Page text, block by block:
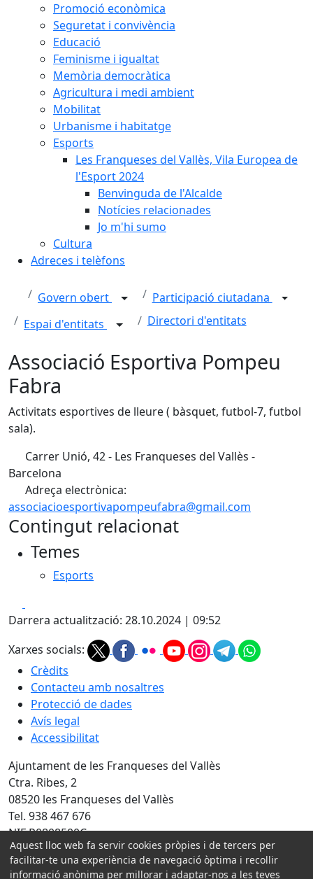
Promoció econòmica
Seguretat i convivència
Educació
Feminisme i igualtat
Memòria democràtica
Agricultura i medi ambient
Mobilitat
Urbanisme i habitatge
Esports
Les Franqueses del Vallès, Vila Europea de
l'Esport 2024
Benvinguda de l'Alcalde
Notícies relacionades
Jo m'hi sumo
Cultura
Adreces i telèfons
Govern obert
Participació ciutadana
Espai d'entitats
Directori d'entitats
Associació Esportiva Pompeu
Fabra
Activitats esportives de lleure ( bàsquet, futbol-7, futbol
sala).
Carrer Unió, 42 - Les Franqueses del Vallès -
Barcelona
Adreça electrònica:
associacioesportivapompeufabra@gmail.com
Contingut relacionat
Temes
Esports
Darrera actualització: 28.10.2024 | 09:52
Xarxes socials:
Crèdits
Contacteu amb nosaltres
Protecció de dades
Avís legal
Accessibilitat
Ajuntament de les Franqueses del Vallès
Ctra. Ribes, 2
08520 les Franqueses del Vallès
Tel. 938 467 676
NIF P0808500C
Amb la col·laboració de:
Aquest lloc web fa servir cookies pròpies i de tercers per
facilitar-te una experiència de navegació òptima i recollir
informació anònima per millorar i adaptar-nos a les teves